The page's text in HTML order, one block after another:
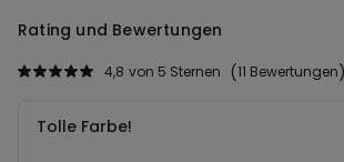
Rating und Bewertungen
11 Bewertungen
4,8 von 5 Sternen
Tolle Farbe!